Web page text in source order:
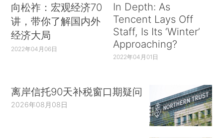
向松祚：宏观经济70
讲，带你了解国内外
经济大局
2022年04月06日
In Depth: As
Tencent Lays Off
Staff, Is Its ‘Winter’
Approaching?
2022年04月01日
离岸信托90天补税窗口期疑问
2026年08月08日